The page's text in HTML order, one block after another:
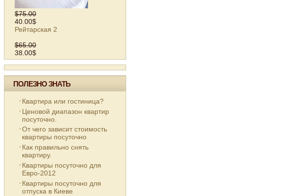
$75.00
40.00$
Рейтарская 2
$65.00
38.00$
ПОЛЕЗНО ЗНАТЬ
Квартира или гостиница?
Ценовой диапазон квартир
посуточно.
От чего зависит стоимость
квартиры посуточно
Как правильно снять
квартиру.
Квартиры посуточно для
Евро-2012
Квартиры посуточно для
отпуска в Киеве